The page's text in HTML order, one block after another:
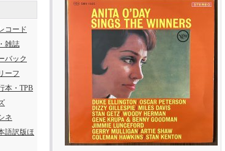
コード
雑誌
バック
ーフ
本・TPB
ネ
語訳版ほ